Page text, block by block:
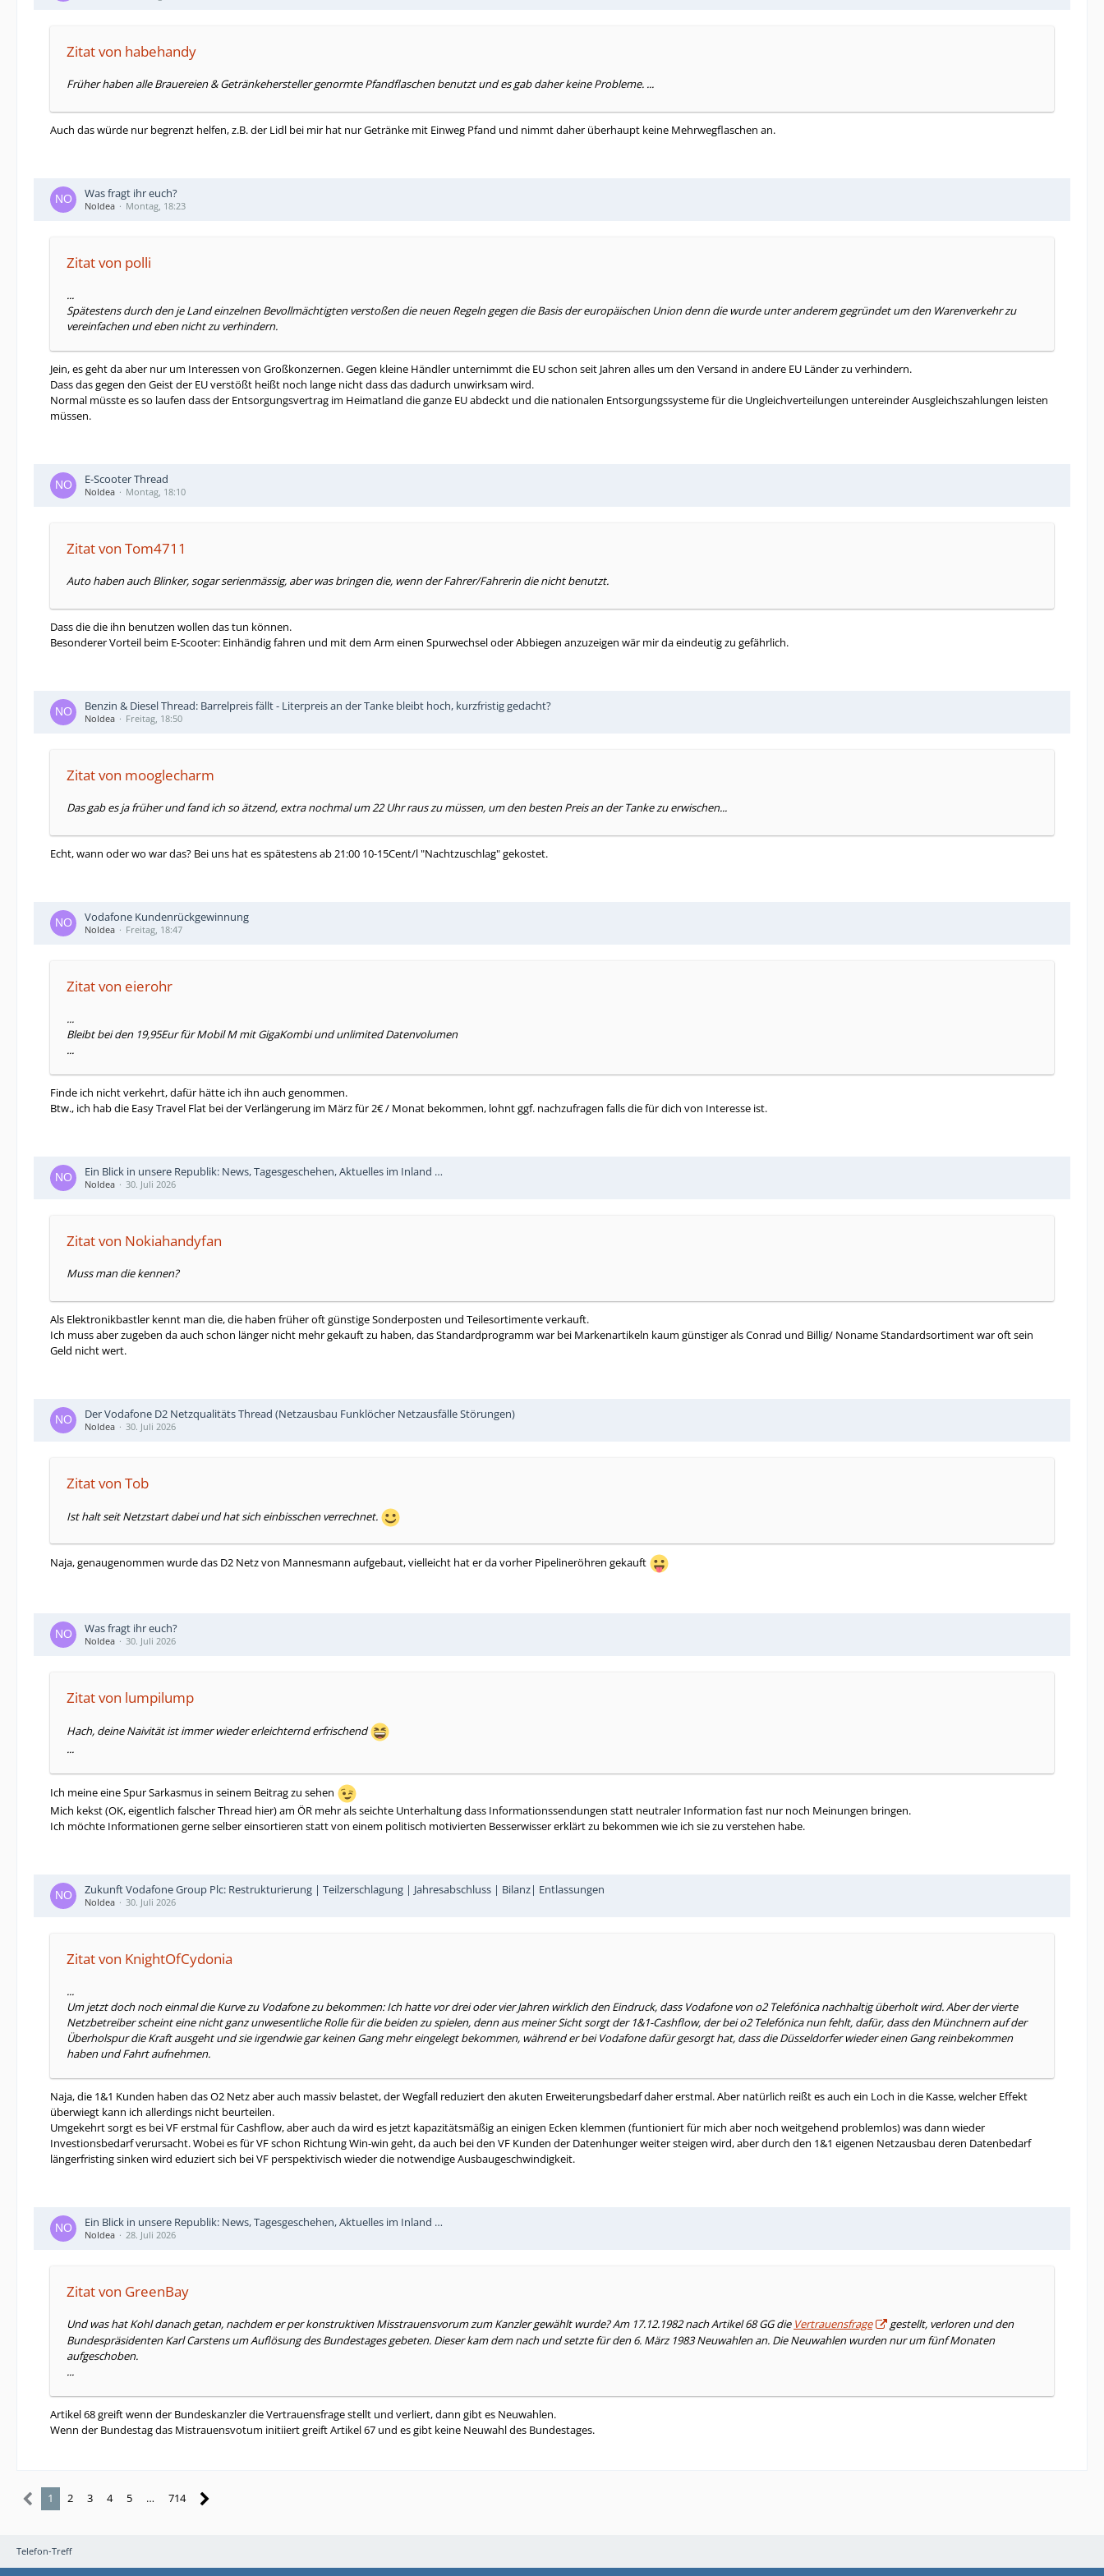
Telefon-Treff
Zitat von habehandy
Früher haben alle Brauereien & Getränkehersteller genormte Pfandflaschen benutzt und es gab daher keine Probleme. ...
Auch das würde nur begrenzt helfen, z.B. der Lidl bei mir hat nur Getränke mit Einweg Pfand und nimmt daher überhaupt keine Mehrwegflaschen an.
Was fragt ihr euch?
NoIdea Montag, 18:23
Zitat von polli
...
Spätestens durch den je Land einzelnen Bevollmächtigten verstoßen die neuen Regeln gegen die Basis der europäischen Union denn die wurde unter anderem gegründet um den Warenverkehr zu
vereinfachen und eben nicht zu verhindern.
Jein, es geht da aber nur um Interessen von Großkonzernen. Gegen kleine Händler unternimmt die EU schon seit Jahren alles um den Versand in andere EU Länder zu verhindern.
Dass das gegen den Geist der EU verstößt heißt noch lange nicht dass das dadurch unwirksam wird.
Normal müsste es so laufen dass der Entsorgungsvertrag im Heimatland die ganze EU abdeckt und die nationalen Entsorgungssysteme für die Ungleichverteilungen untereinder Ausgleichszahlungen leisten
müssen.
E-Scooter Thread
NoIdea Montag, 18:10
Zitat von Tom4711
Auto haben auch Blinker, sogar serienmässig, aber was bringen die, wenn der Fahrer/Fahrerin die nicht benutzt.
Dass die die ihn benutzen wollen das tun können.
Besonderer Vorteil beim E-Scooter: Einhändig fahren und mit dem Arm einen Spurwechsel oder Abbiegen anzuzeigen wär mir da eindeutig zu gefährlich.
Benzin & Diesel Thread: Barrelpreis fällt - Literpreis an der Tanke bleibt hoch, kurzfristig gedacht?
NoIdea Freitag, 18:50
Zitat von mooglecharm
Das gab es ja früher und fand ich so ätzend, extra nochmal um 22 Uhr raus zu müssen, um den besten Preis an der Tanke zu erwischen...
Echt, wann oder wo war das? Bei uns hat es spätestens ab 21:00 10-15Cent/l "Nachtzuschlag" gekostet.
Vodafone Kundenrückgewinnung
NoIdea Freitag, 18:47
Zitat von eierohr
...
Bleibt bei den 19,95Eur für Mobil M mit GigaKombi und unlimited Datenvolumen
...
Finde ich nicht verkehrt, dafür hätte ich ihn auch genommen.
Btw., ich hab die Easy Travel Flat bei der Verlängerung im März für 2€ / Monat bekommen, lohnt ggf. nachzufragen falls die für dich von Interesse ist.
Ein Blick in unsere Republik: News, Tagesgeschehen, Aktuelles im Inland …
NoIdea 30. Juli 2026
Zitat von Nokiahandyfan
Muss man die kennen?
Als Elektronikbastler kennt man die, die haben früher oft günstige Sonderposten und Teilesortimente verkauft.
Ich muss aber zugeben da auch schon länger nicht mehr gekauft zu haben, das Standardprogramm war bei Markenartikeln kaum günstiger als Conrad und Billig/ Noname Standardsortiment war oft sein
Geld nicht wert.
Der Vodafone D2 Netzqualitäts Thread (Netzausbau Funklöcher Netzausfälle Störungen)
NoIdea 30. Juli 2026
Zitat von Tob
Ist halt seit Netzstart dabei und hat sich einbisschen verrechnet.
Naja, genaugenommen wurde das D2 Netz von Mannesmann aufgebaut, vielleicht hat er da vorher Pipelineröhren gekauft
Was fragt ihr euch?
NoIdea 30. Juli 2026
Zitat von lumpilump
Hach, deine Naivität ist immer wieder erleichternd erfrischend
...
Ich meine eine Spur Sarkasmus in seinem Beitrag zu sehen
Mich kekst (OK, eigentlich falscher Thread hier) am ÖR mehr als seichte Unterhaltung dass Informationssendungen statt neutraler Information fast nur noch Meinungen bringen.
Ich möchte Informationen gerne selber einsortieren statt von einem politisch motivierten Besserwisser erklärt zu bekommen wie ich sie zu verstehen habe.
Zukunft Vodafone Group Plc: Restrukturierung | Teilzerschlagung | Jahresabschluss | Bilanz| Entlassungen
NoIdea 30. Juli 2026
Zitat von KnightOfCydonia
...
Um jetzt doch noch einmal die Kurve zu Vodafone zu bekommen: Ich hatte vor drei oder vier Jahren wirklich den Eindruck, dass Vodafone von o2 Telefónica nachhaltig überholt wird. Aber der vierte
Netzbetreiber scheint eine nicht ganz unwesentliche Rolle für die beiden zu spielen, denn aus meiner Sicht sorgt der 1&1-Cashflow, der bei o2 Telefónica nun fehlt, dafür, dass den Münchnern auf der
Überholspur die Kraft ausgeht und sie irgendwie gar keinen Gang mehr eingelegt bekommen, während er bei Vodafone dafür gesorgt hat, dass die Düsseldorfer wieder einen Gang reinbekommen
haben und Fahrt aufnehmen.
Naja, die 1&1 Kunden haben das O2 Netz aber auch massiv belastet, der Wegfall reduziert den akuten Erweiterungsbedarf daher erstmal. Aber natürlich reißt es auch ein Loch in die Kasse, welcher Effekt
überwiegt kann ich allerdings nicht beurteilen.
Umgekehrt sorgt es bei VF erstmal für Cashflow, aber auch da wird es jetzt kapazitätsmäßig an einigen Ecken klemmen (funtioniert für mich aber noch weitgehend problemlos) was dann wieder
Investionsbedarf verursacht. Wobei es für VF schon Richtung Win-win geht, da auch bei den VF Kunden der Datenhunger weiter steigen wird, aber durch den 1&1 eigenen Netzausbau deren Datenbedarf
längerfristing sinken wird eduziert sich bei VF perspektivisch wieder die notwendige Ausbaugeschwindigkeit.
Ein Blick in unsere Republik: News, Tagesgeschehen, Aktuelles im Inland …
NoIdea 28. Juli 2026
Zitat von GreenBay
Und was hat Kohl danach getan, nachdem er per konstruktiven Misstrauensvorum zum Kanzler gewählt wurde? Am 17.12.1982 nach Artikel 68 GG die Vertrauensfrage
gestellt, verloren und den
Bundespräsidenten Karl Carstens um Auflösung des Bundestages gebeten. Dieser kam dem nach und setzte für den 6. März 1983 Neuwahlen an. Die Neuwahlen wurden nur um fünf Monaten
aufgeschoben.
...
Artikel 68 greift wenn der Bundeskanzler die Vertrauensfrage stellt und verliert, dann gibt es Neuwahlen.
Wenn der Bundestag das Mistrauensvotum initiiert greift Artikel 67 und es gibt keine Neuwahl des Bundestages.
1 2 3 4 5 … 714